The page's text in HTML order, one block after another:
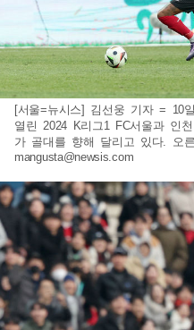
[서울=뉴시스] 김선웅 기자 = 10
열린 2024 K리그1 FC서울과 인
가 골대를 향해 달리고 있다. 오
mangusta@newsis.com